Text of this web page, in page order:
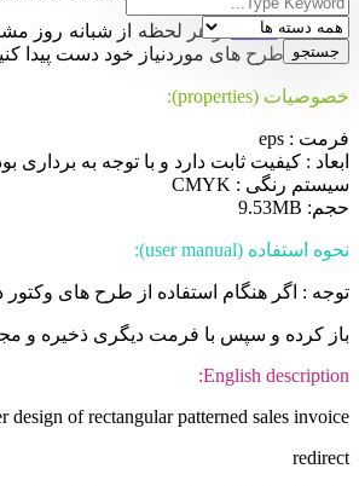
مجموعه Pixia
در هر لحظه از شبانه روز
ساده به طرح های موردنیاز خود دست پیدا
خصوصیات (properties):
فرمت : eps
ابعاد : کیفیت ثابت دارد و با توجه به برداری
سیستم رنگی : CMYK
حجم: 9.53MB
نحوه استفاده (user manual):
توجه : اگر هنگام استفاده از طرح های
باز کرده و سپس با فرمت دیگری ذخیره و
English description:
design of rectangular patterned sales invoice
redirect